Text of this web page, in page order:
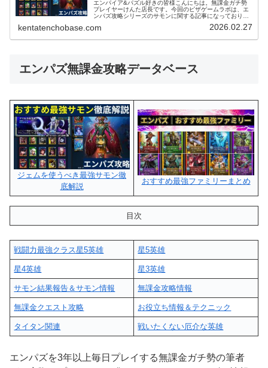
エンパイア&パズル好きの皆様こんにちは。無課金ガチ勢
プレイヤーけんた店長です。今回のピザゲームラボは、エ
ンパズ攻略シリーズのサモンに関する記事になっておりま
筆者が、多くのプレイヤーさんが迷...
kentatenchobase.com 2026.02.27
エンパズ無課金攻略データベース
ジェムを使うべき最強サモン徹
底解説
おすすめ最強ファミリーまとめ
目次
戦闘力最強クラス星5英雄 星5英雄
星4英雄 星3英雄
サモン結果報告＆サモン情報 無課金攻略情報
無課金クエスト攻略 お役立ち情報＆テクニック
タイタン関連 戦いたくない厄介な英雄
エンパズを3年以上毎日プレイする無課金ガチ勢の筆者